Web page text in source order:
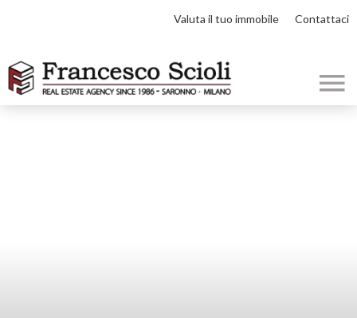
Valuta il tuo immobile Contattaci